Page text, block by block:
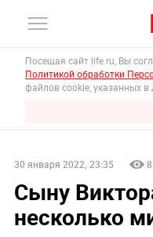
Посещая сайт life.ru, Вы
Политикой обработки
файлов cookie, указанных в
30 января 2022, 23:35
Сыну
несколько